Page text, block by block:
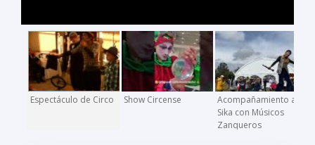
Espectáculo de Circo Show Circense
Acompañamiento a
Sika con Músicos
Zanqueros